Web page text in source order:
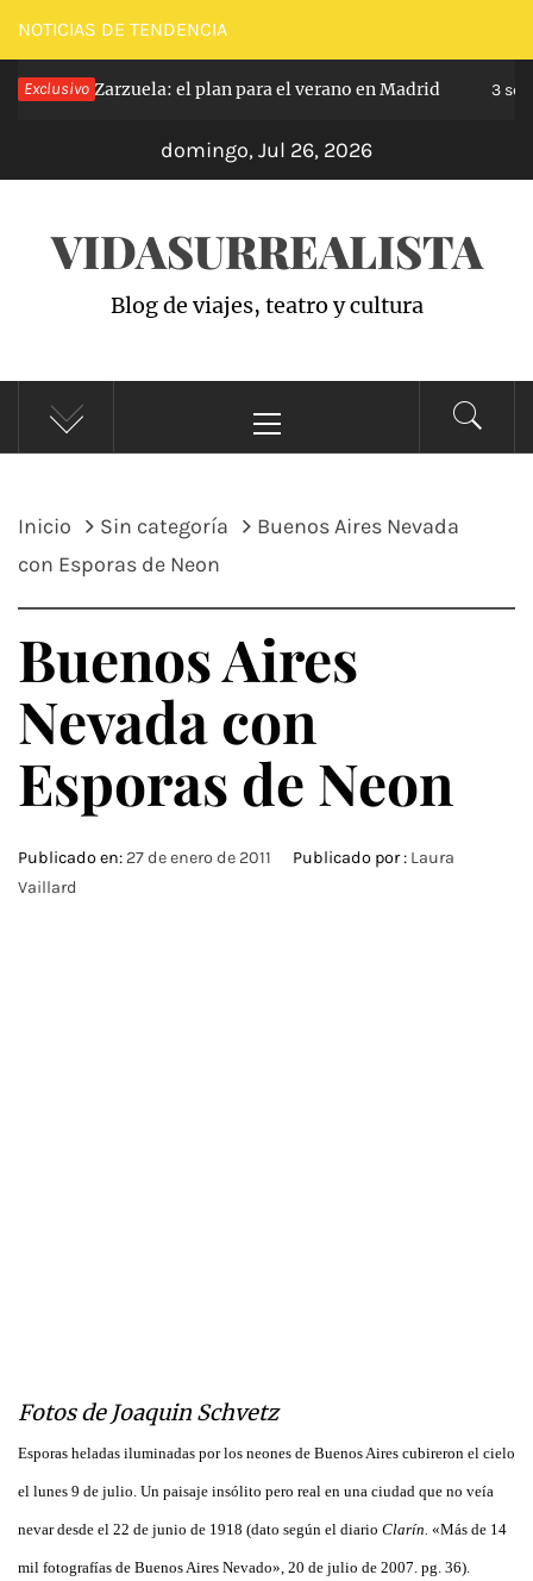
Saltar
al
contenido
NOTICIAS DE TENDENCIA
Exclusivo
hace Zarzuela: el plan para el verano en Madrid 3
domingo, Jul 26, 2026
VIDASURREALISTA
Blog de viajes, teatro y cultura
principal
Inicio Sin categoría
Buenos Aires Nevada
con Esporas de Neon
Buenos Aires
Nevada con
Esporas de Neon
Publicado en: 27 de enero de 2011 Publicado por : Laura
Vaillard
Fotos de Joaquin Schvetz
Esporas heladas iluminadas por los neones de Buenos Aires cubireron el cielo
el lunes 9 de julio. Un paisaje insólito pero real en una ciudad que no veía
nevar desde el 22 de junio de 1918 (dato según el diario Clarín. «Más de 14
mil fotografías de Buenos Aires Nevado», 20 de julio de 2007. pg. 36).